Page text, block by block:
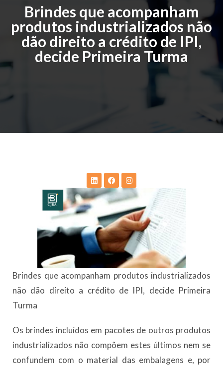
Brindes que acompanham
produtos industrializados não
dão direito a crédito de IPI,
decide Primeira Turma
Brindes que acompanham produtos industrializados
não dão direito a crédito de IPI, decide Primeira
Turma
​Os brindes incluídos em pacotes de outros produtos
industrializados não compõem estes últimos nem se
confundem com o material das embalagens e, por